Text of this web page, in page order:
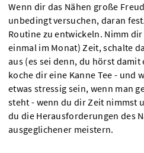
Wenn dir das Nähen große
unbedingt versuchen, daran
Routine zu entwickeln. Nimm
einmal im Monat) Zeit, schalte
aus (es sei denn, du hörst
koche dir eine Kanne Tee - und
etwas stressig sein, wenn man
steht - wenn du dir Zeit nimmst
du die Herausforderungen des
ausgeglichener meistern.